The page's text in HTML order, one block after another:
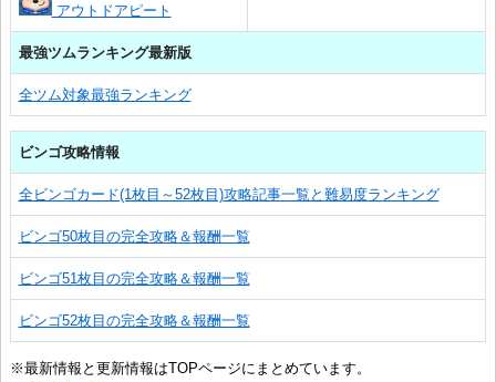
アウトドアピート
最強ツムランキング最新版
全ツム対象最強ランキング
ビンゴ攻略情報
全ビンゴカード(1枚目～52枚目)攻略記事一覧と難易度ランキング
ビンゴ50枚目の完全攻略＆報酬一覧
ビンゴ51枚目の完全攻略＆報酬一覧
ビンゴ52枚目の完全攻略＆報酬一覧
※最新情報と更新情報はTOPページにまとめています。